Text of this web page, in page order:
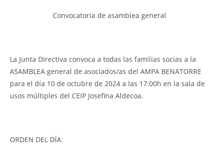
Convocatoria de asamblea general
La Junta Directiva convoca a todas las familias socias a la
ASAMBLEA general de asociados/as del AMPA BENATORRE
para el día 10 de octubre de 2024 a las 17:00h en la sala de
usos múltiples del CEIP Josefina Aldecoa.
ORDEN DEL DÍA: